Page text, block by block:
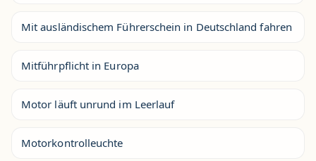
Mit ausländischem Führerschein in Deutschland fahren
Mitführpflicht in Europa
Motor läuft unrund im Leerlauf
Motorkontrolleuchte